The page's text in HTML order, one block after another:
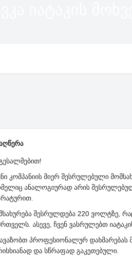
კომპანიის მიერ შესრულებული
ანალოგიურად არის
შესრულდება 220 ვოლტზე,
ასევე, ჩვენ ვასრულებთ
პროფესიონალურ დახმარებას
და სწრაფად გაკეთებული.